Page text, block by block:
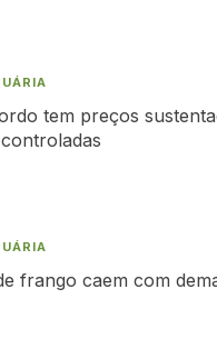
tem preços
frango caem com